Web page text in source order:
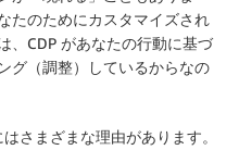
たのためにカスタマイズされ
、CDP があなたの行動に基づ
グ（調整）しているからなの
さまざまな理由があります。